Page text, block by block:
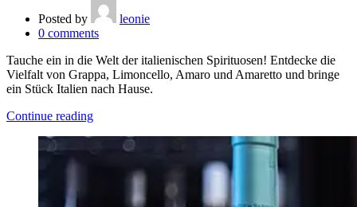
Posted by
leonie
0 comments
Tauche ein in die Welt der italienischen Spirituosen! Entdecke die
Vielfalt von Grappa, Limoncello, Amaro und Amaretto und bringe
ein Stück Italien nach Hause.
Continue reading